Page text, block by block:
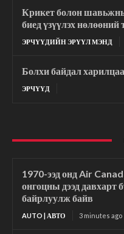
Крикет болон
биед үзүүлэх нөлөөний
ЭРЧҮҮДИЙН ЭРҮҮЛ МЭНД
Болхи байдал
ЭРЧҮҮД
1970-ээд онд Air
онгоцны дээд давхарт
байрлуулж байв
AUTO | АВТО 3 minutes ago